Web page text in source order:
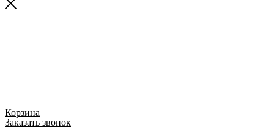
Корзина
Заказать звонок